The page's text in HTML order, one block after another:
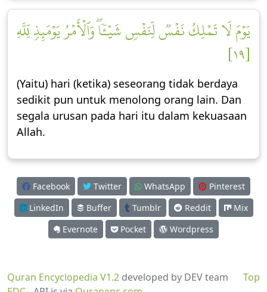
يَوۡمَ لَا تَمۡلِكُ نَفۡسٞ لِّنَفۡسٖ شَيۡـٔٗاۖ وَٱلۡأَمۡرُ يَوۡمَئِذٖ لِّلَّهِ
[١٩]
(Yaitu) hari (ketika) seseorang tidak berdaya
sedikit pun untuk menolong orang lain. Dan
segala urusan pada hari itu dalam kekuasaan
Allah.
Facebook Twitter WhatsApp
Pinterest
LinkedIn
Buffer Tumblr Reddit
Mix
Evernote
Pocket Wordpress
Top
Quran Encyclopedia V1.2 developed by DEV team